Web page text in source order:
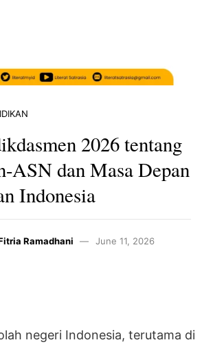
2026 tentang
ASN dan Masa Depan
Indonesia
Ramadhani June 11, 2026
negeri Indonesia, terutama di